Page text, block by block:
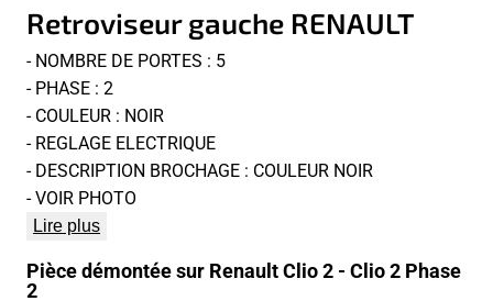
Retroviseur gauche RENAULT
- NOMBRE DE PORTES : 5
- PHASE : 2
- COULEUR : NOIR
- REGLAGE ELECTRIQUE
- DESCRIPTION BROCHAGE : COULEUR NOIR
- VOIR PHOTO
Lire plus
Pièce démontée sur Renault Clio 2 - Clio 2 Phase
2